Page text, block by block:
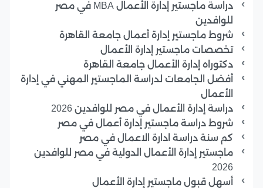
دراسة ماجستير إدارة الأعمال MBA في مصر
للوافدين
شروط ماجستير إدارة أعمال جامعة القاهرة
تخصصات ماجستير إدارة الأعمال
دكتوراه إدارة الأعمال جامعة القاهرة
أفضل الجامعات لدراسة الماجستير المهني في إدارة
الأعمال
دراسة إدارة الأعمال في مصر للوافدين 2026
شروط دراسة ماجستير إدارة أعمال في مصر
كم سنة دراسة ادارة الاعمال في مصر
ماجستير إدارة الأعمال الدولية في مصر للوافدين
2026
أسهل قبول ماجستير إدارة الأعمال